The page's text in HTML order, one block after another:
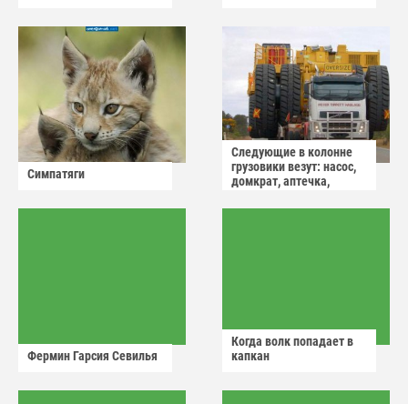
Симпатяги
Следующие в колонне
грузовики везут: насос,
домкрат, аптечка,
Фермин Гарсия Севилья
Когда волк попадает в
капкан